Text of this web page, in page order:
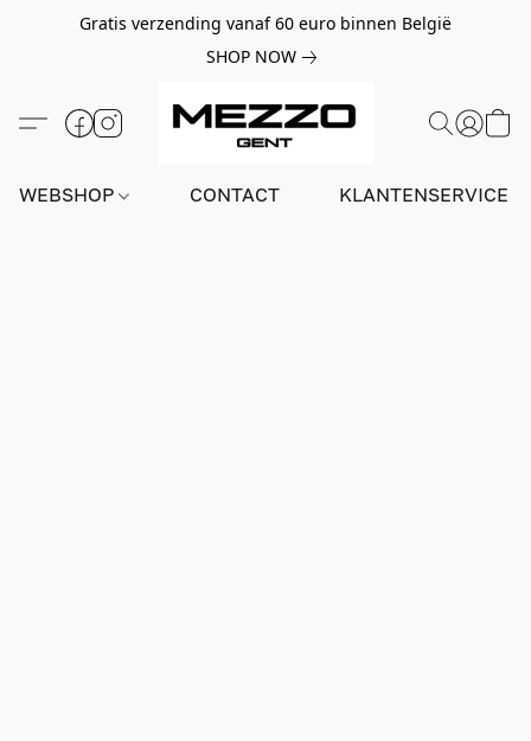
Gratis verzending vanaf 60 euro binnen België
SHOP NOW
WEBSHOP CONTACT KLANTENSERVICE